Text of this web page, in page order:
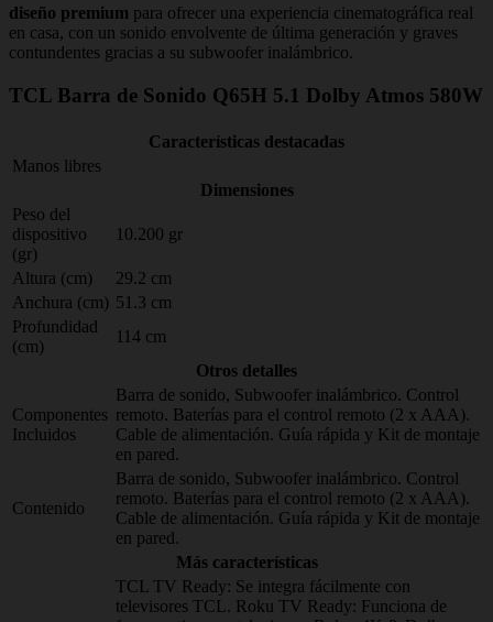
diseño premium para ofrecer una experiencia cinematográfica real
en casa, con un sonido envolvente de última generación y graves
contundentes gracias a su subwoofer inalámbrico.
TCL Barra de Sonido Q65H 5.1 Dolby Atmos 580W
Características destacadas
Manos libres
Dimensiones
Peso del
dispositivo
(gr)
10.200 gr
Altura (cm)
29.2 cm
Anchura (cm) 51.3 cm
Profundidad
(cm)
114 cm
Otros detalles
Componentes
Incluidos
Barra de sonido, Subwoofer inalámbrico. Control
remoto. Baterías para el control remoto (2 x AAA).
Cable de alimentación. Guía rápida y Kit de montaje
en pared.
Contenido
Barra de sonido, Subwoofer inalámbrico. Control
remoto. Baterías para el control remoto (2 x AAA).
Cable de alimentación. Guía rápida y Kit de montaje
en pared.
Más características
TCL TV Ready: Se integra fácilmente con
televisores TCL. Roku TV Ready: Funciona de